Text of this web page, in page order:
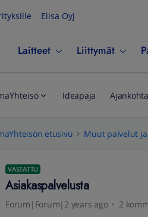
Elisa Oyj
Laitteet Liittymät
Ideapaja
etusivu Muut palvelut
VASTATTU
Asiakaspalvelusta
Forum|Forum|2 years ago 2